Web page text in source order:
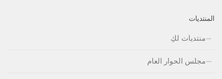
المنتديات
منتديات لكِ
مجلس الحوار العام